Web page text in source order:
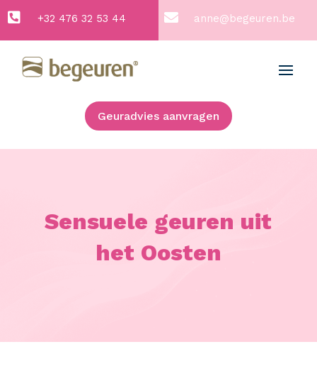
 +32 476 32 53 44  anne@begeuren.be
Geuradvies aanvragen
Sensuele geuren uit
het Oosten